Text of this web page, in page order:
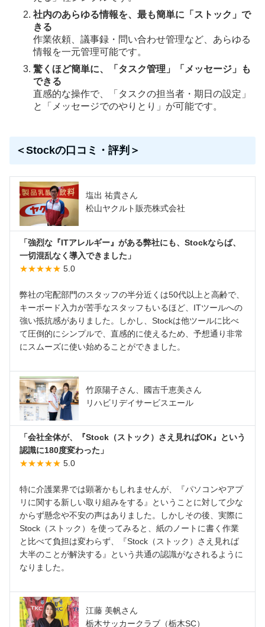
社内のあらゆる情報を、最も簡単に「ストック」で
きる
作業依頼、議事録・問い合わせ管理など、あらゆる
情報を一元管理可能です。
驚くほど簡単に、「タスク管理」「メッセージ」も
できる
直感的な操作で、「タスクの担当者・期日の設定」
と「メッセージでのやりとり」が可能です。
＜Stockの口コミ・評判＞
塩出 祐貴さん
松山ヤクルト販売株式会社
「強烈な『ITアレルギー』がある弊社にも、Stockならば、
一切混乱なく導入できました」
★★★★★ 5.0
弊社の宅配部門のスタッフの半分近くは50代以上と高齢で、
キーボード入力が苦手なスタッフもいるほど、ITツールへの
強い抵抗感がありました。しかし、Stockは他ツールに比べ
て圧倒的にシンプルで、直感的に使えるため、予想通り非常
にスムーズに使い始めることができました。
竹原陽子さん、國吉千恵美さん
リハビリデイサービスエール
「会社全体が、『Stock（ストック）さえ見ればOK』という
認識に180度変わった」
★★★★★ 5.0
特に介護業界では顕著かもしれませんが、『パソコンやアプ
リに関する新しい取り組みをする』ということに対して少な
からず懸念や不安の声はありました。しかしその後、実際に
Stock（ストック）を使ってみると、紙のノートに書く作業
と比べて負担は変わらず、『Stock（ストック）さえ見れば
大半のことが解決する』という共通の認識がなされるように
なりました。
江藤 美帆さん
栃木サッカークラブ（栃木SC）